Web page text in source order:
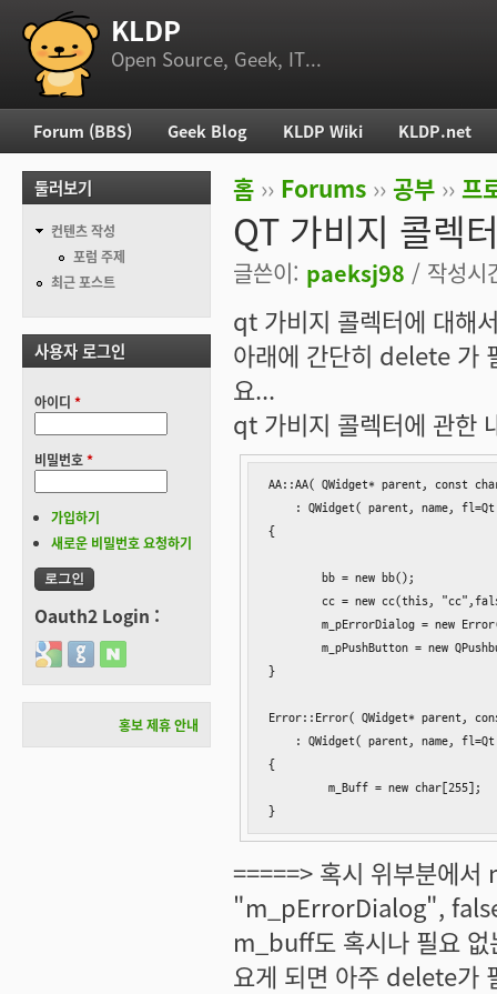
부 메뉴 KLDP
Open Source, Geek, IT...
현재 위치
홈 ›› Forums ›› 공부 ›› 프
QT 가비지 콜렉
글쓴이: paeksj98 / 작성
qt 가비지 콜렉터에 대해
아래에 간단히 delete 가
요...
qt 가비지 콜렉터에 관한
AA::AA( QWidget* parent, const
: QWidget( parent, name,
{
cc = new cc(this,
m_pPushButton = new
}
Error::Error( QWidget* parent,
: QWidget( parent, name,
{
m_Buff = new char[255];
=====> 혹시 위부분에
"m_pErrorDialog",
m_buff도 혹시나 필요 없
요게 되면 아주 delete가
주 메뉴
Forum (BBS) Geek Blog KLDP Wiki KLDP.net
둘러보기
컨텐츠 작성
포럼 주제
최근 포스트
사용자 로그인
아이디 *
비밀번호*
가입하기
새로운 비밀번호 요청하기
Oauth2 Login :
Login with Google
Login with GitHub
Login with Naver
홍보 제휴 안내